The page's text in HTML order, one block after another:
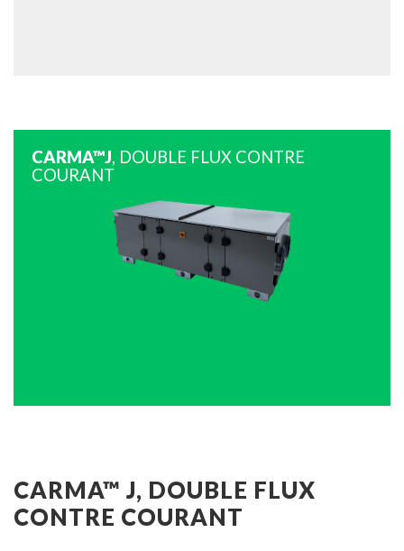
CARMA™J, DOUBLE FLUX CONTRE
COURANT
CARMA™ J, DOUBLE FLUX
CONTRE COURANT